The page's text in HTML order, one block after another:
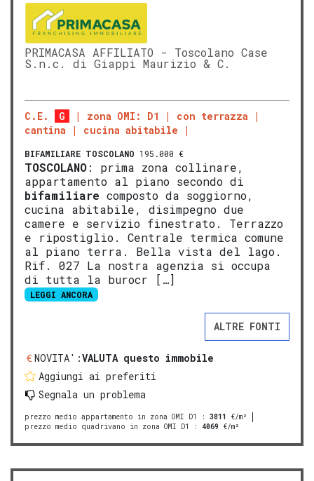
PRIMACASA AFFILIATO - Toscolano Case
S.n.c. di Giappi Maurizio & C.
C.E. G zona OMI: D1
con terrazza
cantina
cucina abitabile
BIFAMILIARE TOSCOLANO 195.000 €
TOSCOLANO: prima zona collinare,
appartamento al piano secondo di
bifamiliare composto da soggiorno,
cucina abitabile, disimpegno due
camere e servizio finestrato. Terrazzo
e ripostiglio. Centrale termica comune
al piano terra. Bella vista del lago.
Rif. 027 La nostra agenzia si occupa
di tutta la burocr […]
LEGGI ANCORA
ALTRE FONTI
NOVITA':VALUTA questo immobile
Aggiungi ai preferiti
Segnala un problema
prezzo medio appartamento in zona OMI D1 : 3811
€/m²
prezzo medio quadrivano in zona OMI D1
: 4069 €/m²